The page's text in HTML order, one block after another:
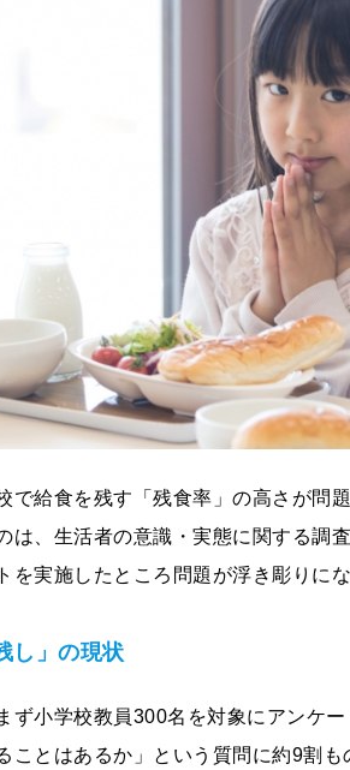
で給食を残す「残食率」の高さが問
は、生活者の意識・実態に関する調
を実施したところ問題が浮き彫りに
し」の現状
ず小学校教員300名を対象にアンケ
ことはあるか」という質問に約9割